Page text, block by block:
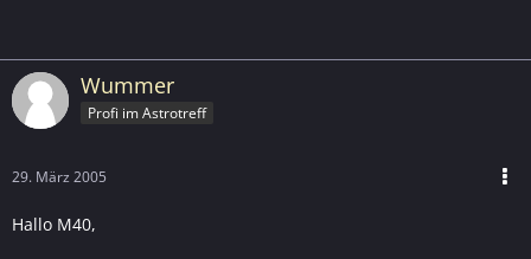
Wummer
Profi im Astrotreff
29. März 2005
Hallo M40,